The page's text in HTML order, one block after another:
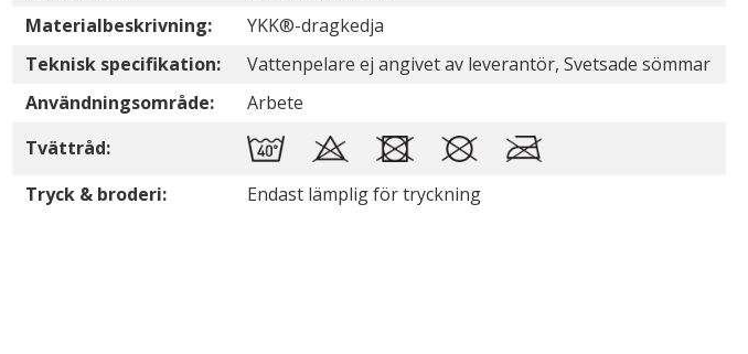
Materialbeskrivning:
YKK®-dragkedja
Teknisk specifikation:
Vattenpelare ej angivet av leverantör, Svetsade sömmar
Användningsområde:
Arbete
Tvättråd:
Tryck & broderi:
Endast lämplig för tryckning